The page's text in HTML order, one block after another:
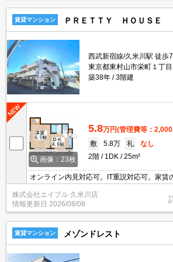
賃貸マンション ＰＲＥＴＴＹ ＨＯＵＳＥ
西武新宿線/久米川駅 徒歩
東京都東村山市栄町１丁目
築38年
3階建
画像：23枚
5.8万円(管理費等：
敷
5.8万 礼
なし
2階
1DK 25m²
オンライン内見対応可。IT重説対応可。家賃
ります（条件あり）。バス・トイレ別。シス
株式会社エイブル 久米川店
情報更新日 2026/08/08
賃貸マンション メゾンドレスト